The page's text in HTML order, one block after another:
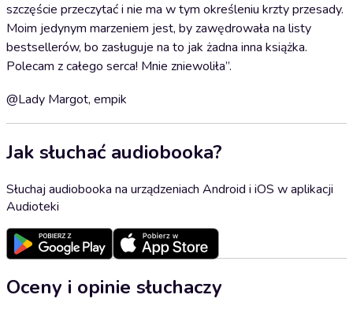
szczęście przeczytać i nie ma w tym określeniu krzty przesady.
Moim jedynym marzeniem jest, by zawędrowała na listy
bestsellerów, bo zasługuje na to jak żadna inna książka.
Polecam z całego serca! Mnie zniewoliła”.
@Lady Margot, empik
Jak słuchać audiobooka?
Słuchaj audiobooka na urządzeniach Android i iOS w aplikacji
Audioteki
Oceny i opinie słuchaczy